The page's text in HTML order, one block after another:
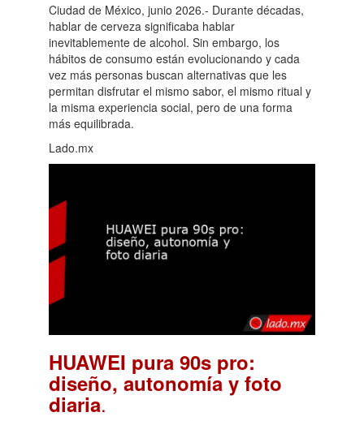
Ciudad de México, junio 2026.- Durante décadas,
hablar de cerveza significaba hablar
inevitablemente de alcohol. Sin embargo, los
hábitos de consumo están evolucionando y cada
vez más personas buscan alternativas que les
permitan disfrutar el mismo sabor, el mismo ritual y
la misma experiencia social, pero de una forma
más equilibrada.
Lado.mx
HUAWEI pura 90s pro:
diseño, autonomía y foto
diaria.